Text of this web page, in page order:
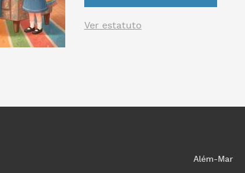
Ver estatuto
Além-Mar